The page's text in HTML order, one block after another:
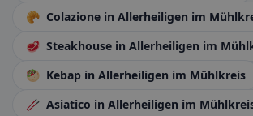
🥐 Colazione in Allerheiligen im
🥩 Steakhouse in Allerheiligen im
🥙 Kebap in Allerheiligen im Mühlkreis
🥢 Asiatico in Allerheiligen im